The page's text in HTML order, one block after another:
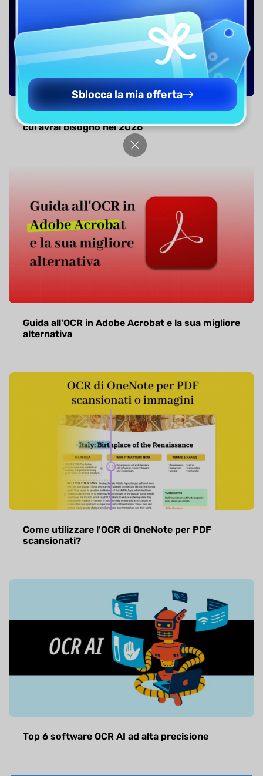
cui avrai bisogno nel 2026
Guida all'OCR in Adobe Acrobat e la sua migliore
alternativa
Come utilizzare l'OCR di OneNote per PDF
scansionati?
Top 6 software OCR AI ad alta precisione
Sblocca la mia offerta